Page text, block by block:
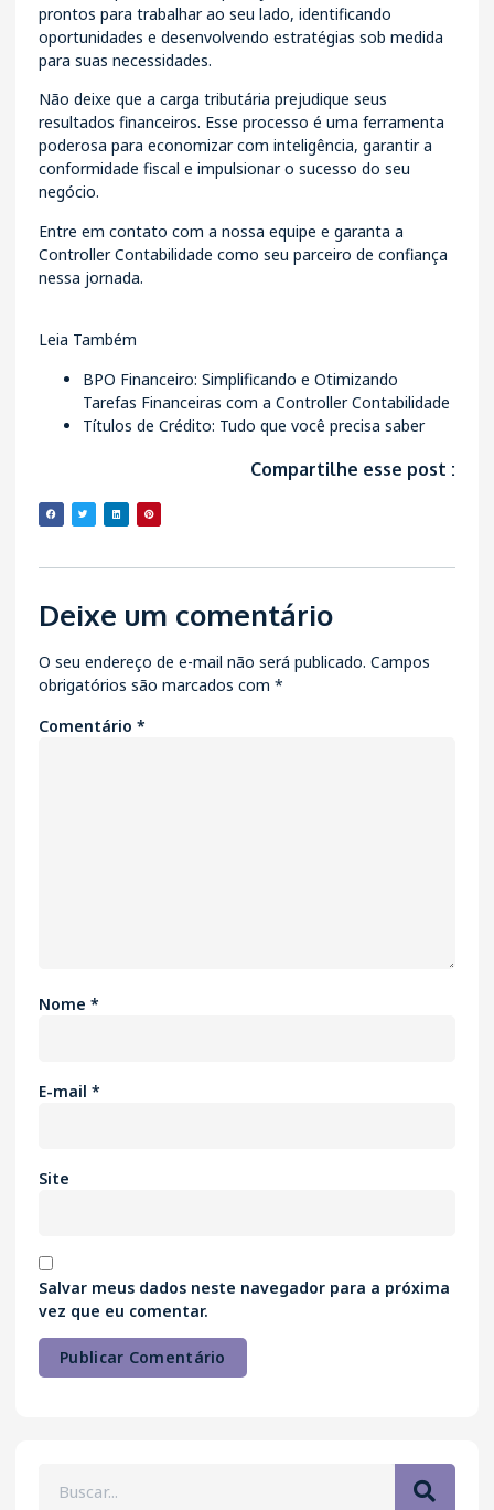
prontos para trabalhar ao seu lado, identificando
oportunidades e desenvolvendo estratégias sob medida
para suas necessidades.
Não deixe que a carga tributária prejudique seus
resultados financeiros. Esse processo é uma ferramenta
poderosa para economizar com inteligência, garantir a
conformidade fiscal e impulsionar o sucesso do seu
negócio.
Entre em contato com a nossa equipe e garanta a
Controller Contabilidade como seu parceiro de confiança
nessa jornada.
Leia Também
BPO Financeiro: Simplificando e Otimizando
Tarefas Financeiras com a Controller Contabilidade
Títulos de Crédito: Tudo que você precisa saber
Compartilhe esse post :
Deixe um comentário
O seu endereço de e-mail não será publicado. Campos
obrigatórios são marcados com *
Comentário *
Nome *
E-mail *
Site
Salvar meus dados neste navegador para a próxima
vez que eu comentar.